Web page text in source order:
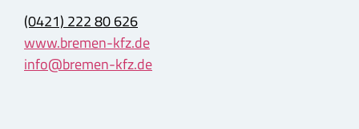
(0421) 222 80 626
www.bremen-kfz.de
info@bremen-kfz.de